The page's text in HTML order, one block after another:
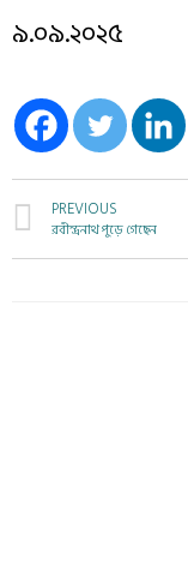
৯.০৯.২০২৫
PREVIOUS
রবীন্দ্রনাথ পুড়ে গেছেন